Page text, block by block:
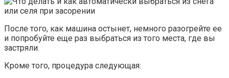
После того, как машина остынет, немного разогрейте ее
и попробуйте еще раз выбраться из того места, где вы
застряли.
Кроме того, процедура следующая: